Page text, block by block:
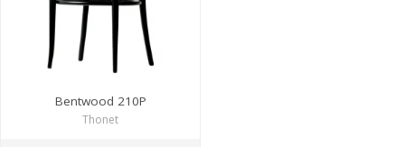
Bentwood 210P
Thonet